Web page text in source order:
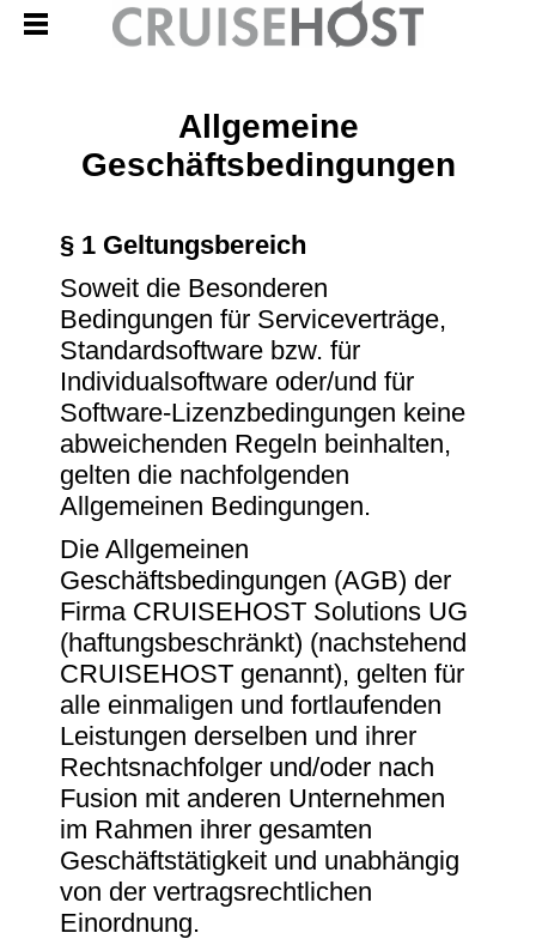
Allgemeine
Geschäftsbedingungen
§ 1 Geltungsbereich
Soweit die Besonderen
Bedingungen für Serviceverträge,
Standardsoftware bzw. für
Individualsoftware oder/und für
Software-Lizenzbedingungen keine
abweichenden Regeln beinhalten,
gelten die nachfolgenden
Allgemeinen Bedingungen.
Die Allgemeinen
Geschäftsbedingungen (AGB) der
Firma CRUISEHOST Solutions UG
(haftungsbeschränkt) (nachstehend
CRUISEHOST genannt), gelten für
alle einmaligen und fortlaufenden
Leistungen derselben und ihrer
Rechtsnachfolger und/oder nach
Fusion mit anderen Unternehmen
im Rahmen ihrer gesamten
Geschäftstätigkeit und unabhängig
von der vertragsrechtlichen
Einordnung.